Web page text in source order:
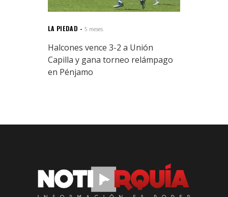
LA PIEDAD 5 meses.
Halcones vence 3-2 a Unión
Capilla y gana torneo relámpago
en Pénjamo